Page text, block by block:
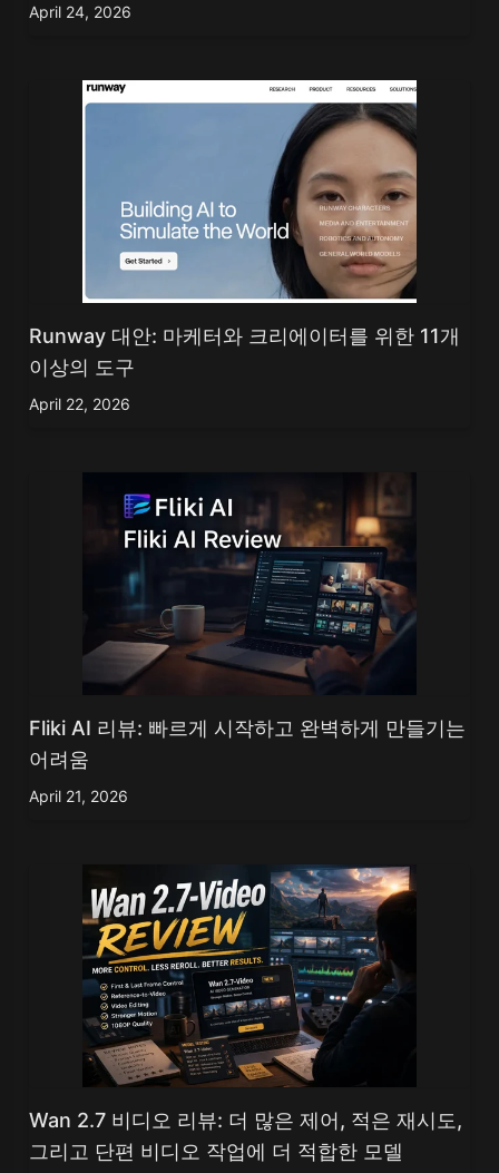
April 24, 2026
Runway 대안: 마케터와 크리에이터를 위한 11개
이상의 도구
April 22, 2026
Fliki AI 리뷰: 빠르게 시작하고 완벽하게 만들기는
어려움
April 21, 2026
Wan 2.7 비디오 리뷰: 더 많은 제어, 적은 재시도,
그리고 단편 비디오 작업에 더 적합한 모델